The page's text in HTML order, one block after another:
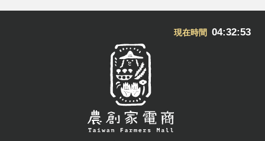
現在時間 04:32:54